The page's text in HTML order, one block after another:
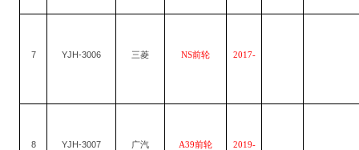
7 YJH-3006 三菱 NS前轮 2017-
8 YJH-3007 广汽 A39前轮 2019-